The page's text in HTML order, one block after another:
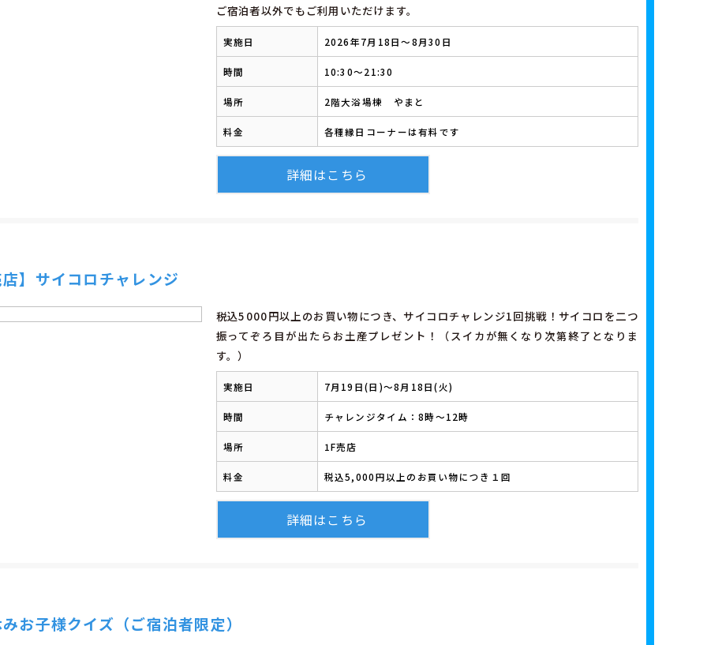
ご宿泊者以外でもご利用いただけます。
実施日 2026年7月18日～8月30日
時間 10:30～21:30
場所 2階大浴場棟 やまと
料金 各種縁日コーナーは有料です
詳細はこちら
】サイコロチャレンジ
税込5000円以上のお買い物につき、サイコロチャレンジ1回挑戦！サイコロを二つ
振ってぞろ目が出たらお土産プレゼント！（スイカが無くなり次第終了となりま
す。）
実施日 7月19日(日)～8月18日(火)
時間 チャレンジタイム：8時～12時
場所 1F売店
料金 税込5,000円以上のお買い物につき１回
詳細はこちら
お子様クイズ（ご宿泊者限定）